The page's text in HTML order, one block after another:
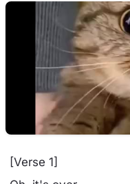
[Verse 1]